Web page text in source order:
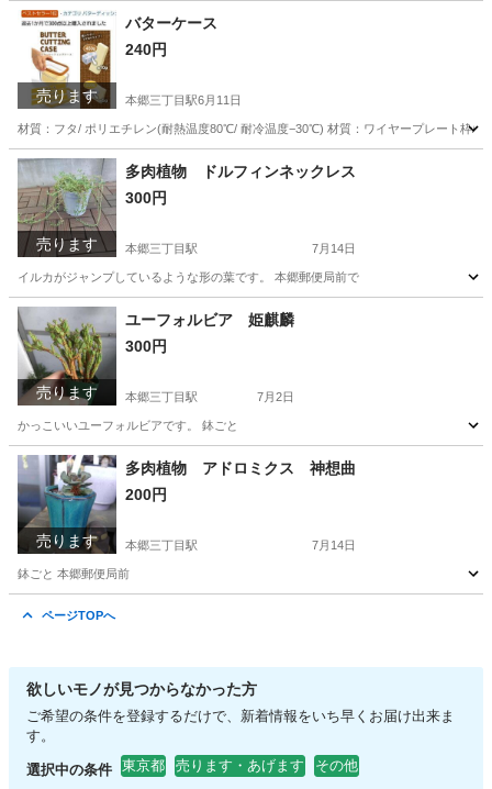
東京 文京区 本郷三丁目駅
売ります
バターケース
240円
本郷三丁目駅6月11日
材質：フタ/ ポリエチレン(耐熱温度80℃/ 耐冷温度−30℃) 材質：ワイヤープレート枠/
東京 文京区 本郷三丁目駅 調理器具
売ります
多肉植物 ドルフィンネックレス
300円
本郷三丁目駅 7月14日
イルカがジャンプしているような形の葉です。 本郷郵便局前で
東京 文京区 家庭用品
売ります
ユーフォルビア 姫麒麟
300円
本郷三丁目駅 7月2日
かっこいいユーフォルビアです。 鉢ごと
東京 文京区 本郷三丁目駅 家庭用品 ユーフォルビア
売ります
多肉植物 アドロミクス 神想曲
200円
本郷三丁目駅 7月14日
鉢ごと 本郷郵便局前
ページTOPへ
欲しいモノが見つからなかった方
ご希望の条件を登録するだけで、新着情報をいち早くお届け出来ま
す。
選択中の条件 東京都 売ります・あげます その他